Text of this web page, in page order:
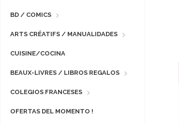
BD / COMICS
ARTS CRÉATIFS / MANUALIDADES
CUISINE/COCINA
BEAUX-LIVRES / LIBROS REGALOS
COLEGIOS FRANCESES
OFERTAS DEL MOMENTO !